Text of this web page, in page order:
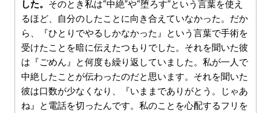
した。 そのとき私は“中絶”や“堕ろす”という言葉を使え
るほど、自分のしたことに向き合えていなかった。だか
ら、『ひとりでやるしかなかった』という言葉で手術を
受けたことを暗に伝えたつもりでした。それを聞いた彼
は『ごめん』と何度も繰り返していました。私が一人で
中絶したことが伝わったのだと思います。それを聞いた
彼は口数が少なくなり、『いままでありがとう。じゃあ
ね』と電話を切ったんです。私のことを心配するフリを